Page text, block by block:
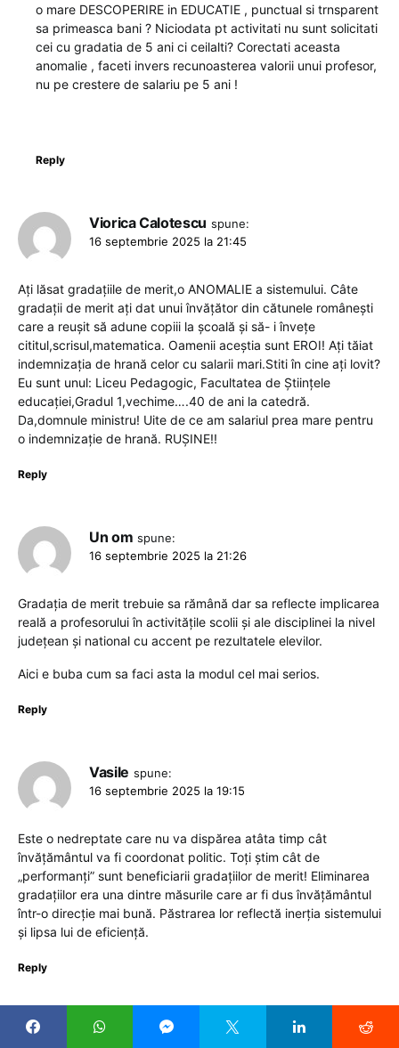
o mare DESCOPERIRE in EDUCATIE , punctual si trnsparent
sa primeasca bani ? Niciodata pt activitati nu sunt solicitati
cei cu gradatia de 5 ani ci ceilalti? Corectati aceasta
anomalie , faceti invers recunoasterea valorii unui profesor,
nu pe crestere de salariu pe 5 ani !
Reply
Viorica Calotescu spune:
16 septembrie 2025 la 21:45
Ați lăsat gradațiile de merit,o ANOMALIE a sistemului. Câte
gradații de merit ați dat unui învățător din cătunele românești
care a reușit să adune copiii la școală și să- i învețe
cititul,scrisul,matematica. Oamenii aceștia sunt EROI! Ați tăiat
indemnizația de hrană celor cu salarii mari.Stiti în cine ați lovit?
Eu sunt unul: Liceu Pedagogic, Facultatea de Științele
educației,Gradul 1,vechime….40 de ani la catedră.
Da,domnule ministru! Uite de ce am salariul prea mare pentru
o indemnizație de hrană. RUȘINE!!
Reply
Un om spune:
16 septembrie 2025 la 21:26
Gradația de merit trebuie sa rămână dar sa reflecte implicarea
reală a profesorului în activitățile scolii și ale disciplinei la nivel
județean și national cu accent pe rezultatele elevilor.
Aici e buba cum sa faci asta la modul cel mai serios.
Reply
Vasile spune:
16 septembrie 2025 la 19:15
Este o nedreptate care nu va dispărea atâta timp cât
învăţământul va fi coordonat politic. Toţi ştim cât de
„performanţi” sunt beneficiarii gradaţiilor de merit! Eliminarea
gradaţiilor era una dintre măsurile care ar fi dus învăţământul
într-o direcţie mai bună. Păstrarea lor reflectă inerţia sistemului
şi lipsa lui de eficienţă.
Reply
Alex
spune: